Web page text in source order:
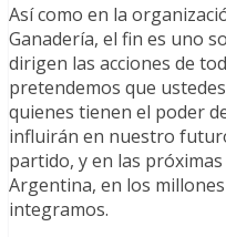
Así como en la
Ganadería, el fin es uno
dirigen las acciones de
pretendemos que
quienes tienen el poder
influirán en nuestro
partido, y en las
Argentina, en los
integramos.